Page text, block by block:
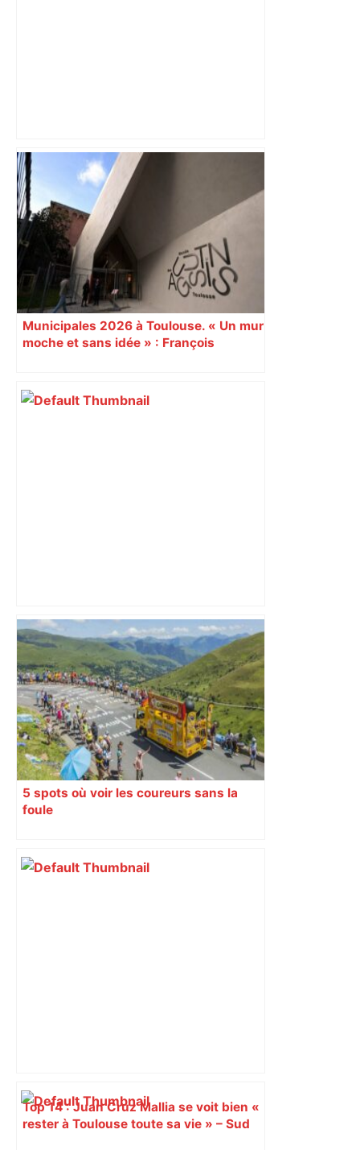
« Rien d'inquiétant » pour Guillaume
Restes, le gardien de Toulouse, après
sa sortie à Metz – L'Équipe
Municipales 2026 à Toulouse. « Un mur
moche et sans idée » : François
Augustins
Bilan du marché du logement neuf :
une lueur d'espoir pour l'immobilier à
Toulouse ? – Actu.fr
5 spots où voir les coureurs sans la
foule
Top 14 : Juan Cruz Mallia se voit bien «
rester à Toulouse toute sa vie » – Sud